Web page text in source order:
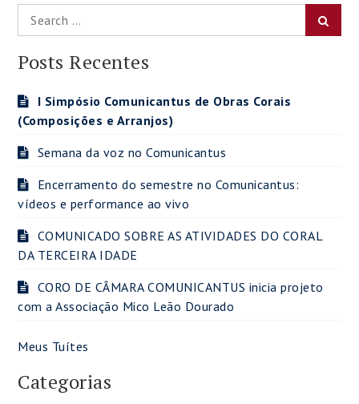
Search
for:
Posts Recentes
I Simpósio Comunicantus de Obras Corais
(Composições e Arranjos)
Semana da voz no Comunicantus
Encerramento do semestre no Comunicantus:
vídeos e performance ao vivo
COMUNICADO SOBRE AS ATIVIDADES DO CORAL
DA TERCEIRA IDADE
CORO DE CÂMARA COMUNICANTUS inicia projeto
com a Associação Mico Leão Dourado
Meus Tuítes
Categorias